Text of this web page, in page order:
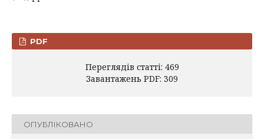
PDF
Переглядів статті: 469
Завантажень PDF: 309
ОПУБЛІКОВАНО